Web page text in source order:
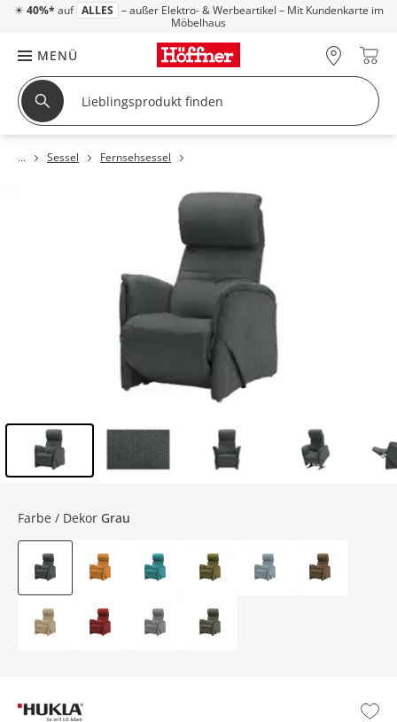
☀ 40%* auf ALLES – außer Elektro- & Werbeartikel – Mit Kundenkarte im
Möbelhaus
MENÜ
Sessel Fernsehsessel
Farbe / Dekor Grau